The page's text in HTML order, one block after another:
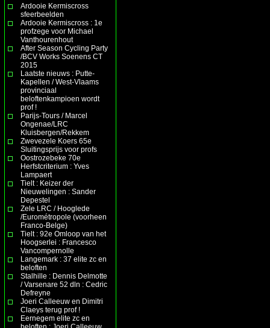
Ardooie Kermiscross
sfeerbeelden
Ardooie Kermiscross : 1e
profzege voor Michael
Vanthourenhout
After Season Cycling Party
/BCV Works Soenens CT
2015
Laatste nieuws : Putte-
Kapellen / West-Vlaams
provinciaal
beloftenkampioen wordt
prof !
Parijs-Tours / Marcel
Ongenae/LRC
Kluisbergen/Rekkem
Zwevezele Koers 65e
Sluitingsprijs voor profs
Oostrozebeke 70e
Herfstcriterium : Yves
Lampaert
Tielt : Keizer der
Nieuwelingen : Sander
Depestel
Zele LRC / Hooglede
/Eurométropole (voorheen
Franco-Belge)
Tielt : 92e Omloop van het
Hoogserlei : Francesco
Vancompernolle
Langemark : 37 elite zc en
beloften
Stalhille : Dennis Delmotte
/ Varsenare 52 dln : Cedric
Defreyne
Joeri Calleeuw en Dimitri
Claeys terug prof !
Eernegem elite zc en